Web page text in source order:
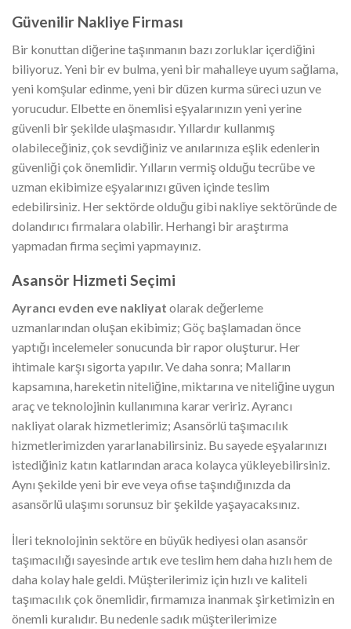
Güvenilir Nakliye Firması
Bir konuttan diğerine taşınmanın bazı zorluklar içerdiğini
biliyoruz. Yeni bir ev bulma, yeni bir mahalleye uyum sağlama,
yeni komşular edinme, yeni bir düzen kurma süreci uzun ve
yorucudur. Elbette en önemlisi eşyalarınızın yeni yerine
güvenli bir şekilde ulaşmasıdır. Yıllardır kullanmış
olabileceğiniz, çok sevdiğiniz ve anılarınıza eşlik edenlerin
güvenliği çok önemlidir. Yılların vermiş olduğu tecrübe ve
uzman ekibimize eşyalarınızı güven içinde teslim
edebilirsiniz. Her sektörde olduğu gibi nakliye sektöründe de
dolandırıcı firmalara olabilir. Herhangi bir araştırma
yapmadan firma seçimi yapmayınız.
Asansör Hizmeti Seçimi
Ayrancı evden eve nakliyat olarak değerleme
uzmanlarından oluşan ekibimiz; Göç başlamadan önce
yaptığı incelemeler sonucunda bir rapor oluşturur. Her
ihtimale karşı sigorta yapılır. Ve daha sonra; Malların
kapsamına, hareketin niteliğine, miktarına ve niteliğine uygun
araç ve teknolojinin kullanımına karar veririz. Ayrancı
nakliyat olarak hizmetlerimiz; Asansörlü taşımacılık
hizmetlerimizden yararlanabilirsiniz. Bu sayede eşyalarınızı
istediğiniz katın katlarından araca kolayca yükleyebilirsiniz.
Aynı şekilde yeni bir eve veya ofise taşındığınızda da
asansörlü ulaşımı sorunsuz bir şekilde yaşayacaksınız.
İleri teknolojinin sektöre en büyük hediyesi olan asansör
taşımacılığı sayesinde artık eve teslim hem daha hızlı hem de
daha kolay hale geldi. Müşterilerimiz için hızlı ve kaliteli
taşımacılık çok önemlidir, firmamıza inanmak şirketimizin en
önemli kuralıdır. Bu nedenle sadık müşterilerimize